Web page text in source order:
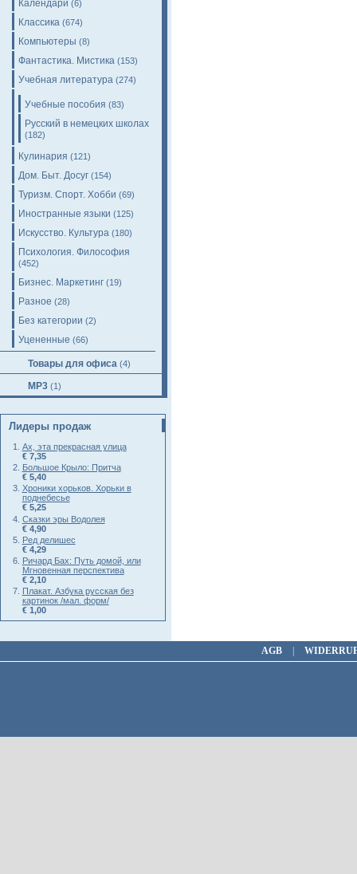
Календари (6)
Классика (674)
Компьютеры (8)
Фантастика. Мистика (153)
Учебная литература (274)
Учебные пособия (83)
Русский в немецких школах
(182)
Кулинария (121)
Дом. Быт. Досуг (154)
Туризм. Спорт. Хобби (69)
Иностранные языки (125)
Искусство. Культура (180)
Психология. Философия
(452)
Бизнес. Маркетинг (19)
Разное (28)
Без категории (2)
Уцененные (66)
Товары для офиса (4)
MP3 (1)
Лидеры продаж
Ах, эта прекрасная улица
€ 7,35
Большое Крыло: Притча
€ 5,40
Хроники хорьков. Хорьки в
поднебесье
€ 5,25
Сказки эры Водолея
€ 4,90
Ред делишес
€ 4,29
Ричард Бах: Путь домой, или
Мгновенная перспектива
€ 2,10
Плакат. Азбука русская без
картинок /мал. форм/
€ 1,00
AGB